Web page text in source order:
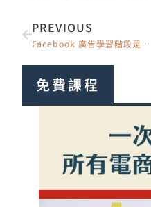
上一頁
PREVIOUS
Facebook 廣告學習階段是什麼？為什麼成效差、怎麼加速完成
免費課程